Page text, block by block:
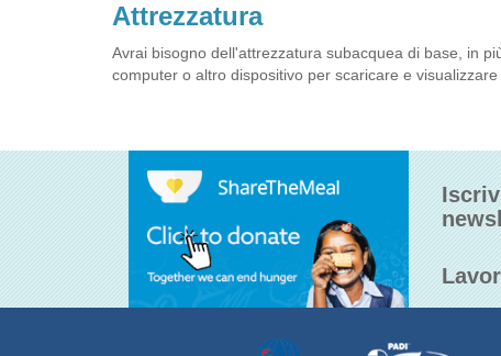
Attrezzatura
Avrai bisogno dell'attrezzatura subacquea di base, in
computer o altro dispositivo per scaricare e visualizzare